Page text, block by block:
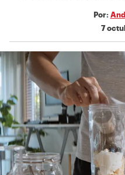
Por:
7